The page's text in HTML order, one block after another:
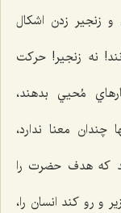
و زنجير زدن اشكال
نه زنجير! حركت
مُحيي بدهند،
چندان معنا ندارد،
كه هدف حضرت را
و رو كند انسان را،